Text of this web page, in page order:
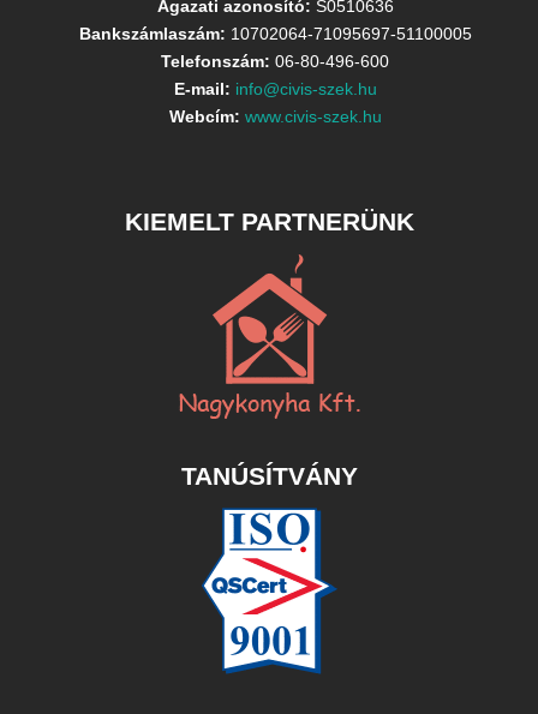
Ágazati azonosító: S0510636
Bankszámlaszám: 10702064-71095697-51100005
Telefonszám: 06-80-496-600
E-mail: info@civis-szek.hu
Webcím: www.civis-szek.hu
KIEMELT PARTNERÜNK
TANÚSÍTVÁNY